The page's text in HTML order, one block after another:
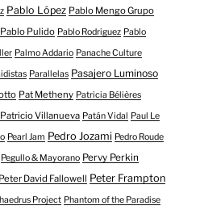
Pablo López Pablo Mengo Grupo
Pablo Pulido Pablo Rodriguez Pablo
Palmo Addario Panache Culture
Parallelas Pasajero Luminoso
Pat Metheny Patricia Bélières
Patricio Villanueva Patán Vidal Paul Le
Pearl Jam Pedro Jozami Pedro Roude
Pegullo & Mayorano Pervy Perkin
Peter David Fallowell Peter Frampton
Project Phantom of the Paradise